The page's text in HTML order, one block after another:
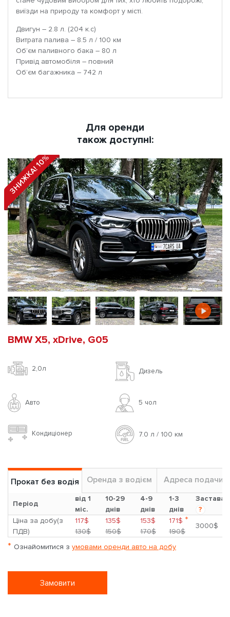
виїзди на природу та комфорт у місті.
Двигун – 2.8 л. (204 к.с)
Витрата палива – 8.5 л / 100 км
Об’єм паливного бака – 80 л
Привід автомобіля – повний
Об’єм багажника – 742 л
Для оренди
також доступні:
ЗНИЖКА! 10%
BMW X5, xDrive, G05
2,0л Дизель
Авто 5 чoл
Кондиціонер 7.0 л / 100 км
Прокат без водія Оренда з водієм Адреса подачи
Період
від 1
міс.
10-29
днів
4-9
днів
1-3
днів
Застава
?
Ціна за добу(з
ПДВ)
117$
130$
135$
150$
153$
170$
171$ *
190$
3000$
* Ознайомитися з умовами оренди авто на добу
Замовити